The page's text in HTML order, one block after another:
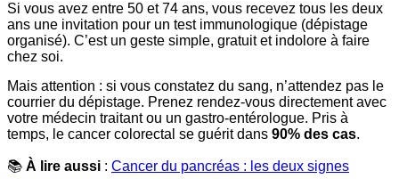
Si vous avez entre 50 et 74 ans, vous recevez tous les deux
ans une invitation pour un test immunologique (dépistage
organisé). C’est un geste simple, gratuit et indolore à faire
chez soi.
Mais attention : si vous constatez du sang, n’attendez pas le
courrier du dépistage. Prenez rendez-vous directement avec
votre médecin traitant ou un gastro-entérologue. Pris à
temps, le cancer colorectal se guérit dans 90% des cas.
📚 À lire aussi : Cancer du pancréas : les deux signes